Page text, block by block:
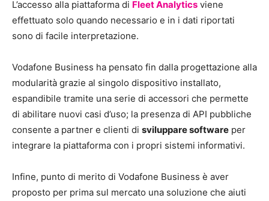
L’accesso alla piattaforma di Fleet Analytics viene
effettuato solo quando necessario e in i dati riportati
sono di facile interpretazione.
Vodafone Business ha pensato fin dalla progettazione alla
modularità grazie al singolo dispositivo installato,
espandibile tramite una serie di accessori che permette
di abilitare nuovi casi d’uso; la presenza di API pubbliche
consente a partner e clienti di sviluppare software per
integrare la piattaforma con i propri sistemi informativi.
Infine, punto di merito di Vodafone Business è aver
proposto per prima sul mercato una soluzione che aiuti